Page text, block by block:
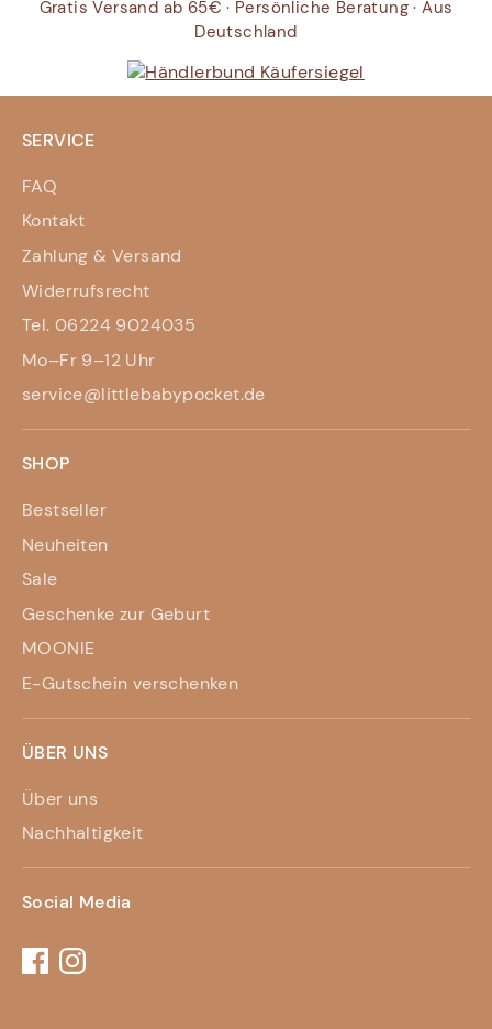
Gratis Versand ab 65€ · Persönliche Beratung · Aus
Deutschland
SERVICE
FAQ
Kontakt
Zahlung & Versand
Widerrufsrecht
Tel. 06224 9024035
Mo–Fr 9–12 Uhr
service@littlebabypocket.de
SHOP
Bestseller
Neuheiten
Sale
Geschenke zur Geburt
MOONIE
E-Gutschein verschenken
ÜBER UNS
Über uns
Nachhaltigkeit
Social Media